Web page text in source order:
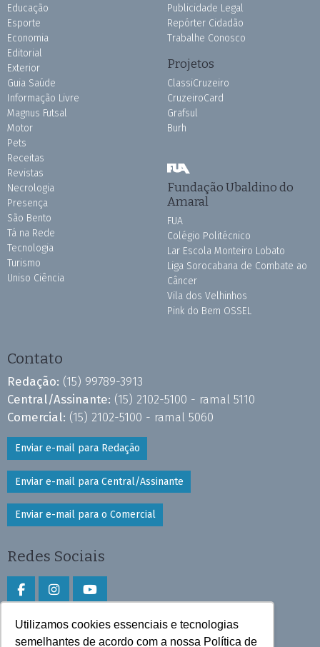
Utilizamos cookies essenciais e tecnologias
semelhantes de acordo com a nossa Política de
Educação
Esporte
Economia
Editorial
Exterior
Guia Saúde
Informação Livre
Magnus Futsal
Motor
Pets
Receitas
Revistas
Necrologia
Presença
São Bento
Tá na Rede
Tecnologia
Turismo
Uniso Ciência
Publicidade Legal
Repórter Cidadão
Trabalhe Conosco
Projetos
ClassiCruzeiro
CruzeiroCard
Grafsul
Burh
Fundação Ubaldino do
Amaral
FUA
Colégio Politécnico
Lar Escola Monteiro Lobato
Liga Sorocabana de Combate ao
Câncer
Vila dos Velhinhos
Pink do Bem OSSEL
Contato
Redação: (15) 99789-3913
Central/Assinante: (15) 2102-5100 - ramal 5110
Comercial: (15) 2102-5100 - ramal 5060
Enviar e-mail para Redação
Enviar e-mail para Central/Assinante
Enviar e-mail para o Comercial
Redes Sociais
Faça download do aplicativo